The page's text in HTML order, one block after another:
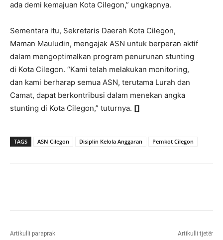
ada demi kemajuan Kota Cilegon,” ungkapnya.
Sementara itu, Sekretaris Daerah Kota Cilegon,
Maman Mauludin, mengajak ASN untuk berperan aktif
dalam mengoptimalkan program penurunan stunting
di Kota Cilegon. “Kami telah melakukan monitoring,
dan kami berharap semua ASN, terutama Lurah dan
Camat, dapat berkontribusi dalam menekan angka
stunting di Kota Cilegon,” tuturnya. []
TAGS ASN Cilegon Disiplin Kelola Anggaran Pemkot Cilegon
Artikulli paraprak Artikulli tjetër